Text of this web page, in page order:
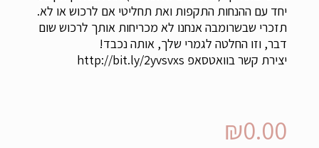
דבר, וזו החלטה לגמרי שלך, אותה נכבד!
יצירת קשר בוואטסאפ http://bit.ly/2yvsvxs
₪0.00